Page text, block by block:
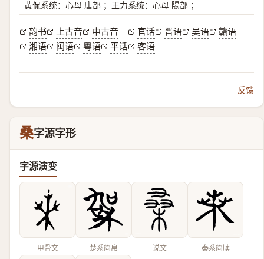
黄侃系统：心母 唐部 ；王力系统：心母 陽部 ；
韵书 上古音 中古音 | 官话 晋语 吴语
赣语
湘语
闽语 粤语 平话 客语
反馈
桑字源字形
字源演变
甲骨文 楚系简帛 说文 秦系简牍